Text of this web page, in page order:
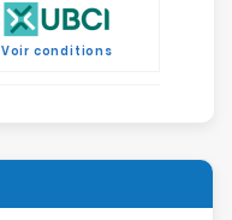
Voir conditions